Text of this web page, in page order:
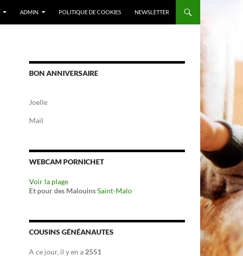
ADMIN POLITIQUE DE COOKIES NEWSLETTER
BON ANNIVERSAIRE
Joelle
Mail
WEBCAM PORNICHET
Voir la plage
Et pour des MalouinsSaint-Malo
COUSINS GÉNÉANAUTES
A ce jour, il y en a 2551